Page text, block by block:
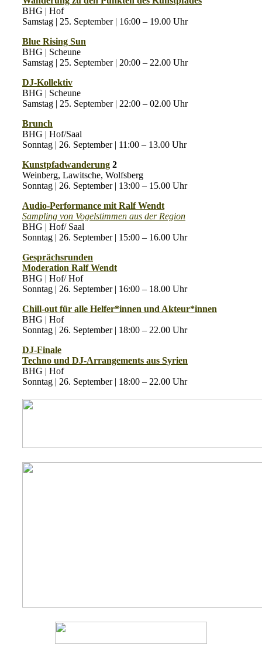
BHG | Hof
Samstag | 25. September | 16:00 – 19.00 Uhr
Blue Rising Sun
BHG | Scheune
Samstag | 25. September | 20:00 – 22.00 Uhr
DJ-Kollektiv
BHG | Scheune
Samstag | 25. September | 22:00 – 02.00 Uhr
Brunch
BHG | Hof/Saal
Sonntag | 26. September | 11:00 – 13.00 Uhr
Kunstpfadwanderung2
Weinberg, Lawitsche, Wolfsberg
Sonntag | 26. September | 13:00 – 15.00 Uhr
Audio-Performance mit Ralf Wendt
Sampling von Vogelstimmen aus der Region
BHG | Hof/ Saal
Sonntag | 26. September | 15:00 – 16.00 Uhr
Gesprächsrunden
Moderation Ralf Wendt
BHG | Hof/ Hof
Sonntag | 26. September | 16:00 – 18.00 Uhr
Chill-out für alle Helfer*innen und Akteur*innen
BHG | Hof
Sonntag | 26. September | 18:00 – 22.00 Uhr
DJ-Finale
Techno und DJ-Arrangements aus Syrien
BHG | Hof
Sonntag | 26. September | 18:00 – 22.00 Uhr